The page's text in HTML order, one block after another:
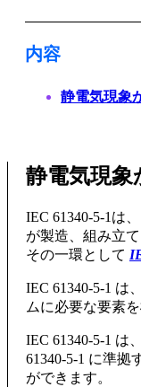
内容
静電気現象
静電気現象
IEC 61340-5-1は
が製造、組み立
その一環として
IEC 61340-5-1 は
ムに必要な要素
IEC 61340-5-1 は
61340-5-1 に準
ができます。